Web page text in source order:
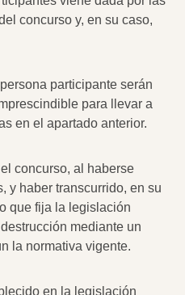
concurso y, en su caso,
participante serán
para llevar a
en el apartado anterior.
concurso, al haberse
y haber transcurrido, en su
que fija la legislación
mediante un
la normativa vigente.
en la legislación